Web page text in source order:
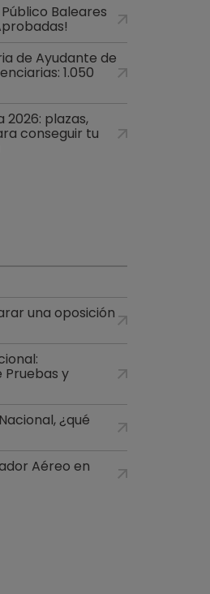
Baleares
de Ayudante de
1.050
2026: plazas,
conseguir tu
una oposición
y
¿qué
Aéreo en